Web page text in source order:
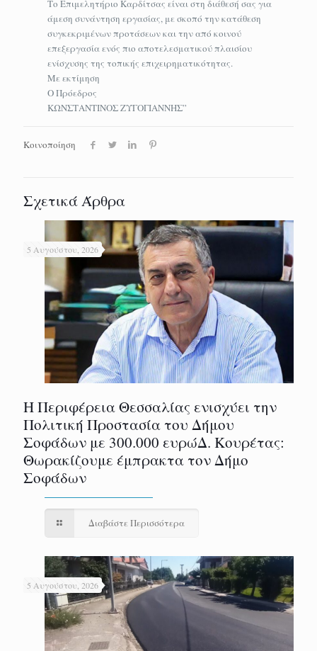
Το Επιμελητήριο Καρδίτσας είναι στη διάθεσή σας για
άμεση συνάντηση εργασίας, με σκοπό την κατάθεση
συγκεκριμένων προτάσεων και την από κοινού
επεξεργασία ενός πιο αποτελεσματικού πλαισίου
ενίσχυσης της τοπικής επιχειρηματικότητας.
Με εκτίμηση
Ο Πρόεδρος
ΚΩΝΣΤΑΝΤΙΝΟΣ ΖΥΓΟΓΙΑΝΝΗΣ”
Κοινοποίηση
Σχετικά Άρθρα
5 Αυγούστου, 2026
Η Περιφέρεια Θεσσαλίας ενισχύει την
Πολιτική Προστασία του Δήμου
Σοφάδων με 300.000 ευρώΔ. Κουρέτας:
Θωρακίζουμε έμπρακτα τον Δήμο
Σοφάδων
Διαβάστε Περισσότερα
5 Αυγούστου, 2026